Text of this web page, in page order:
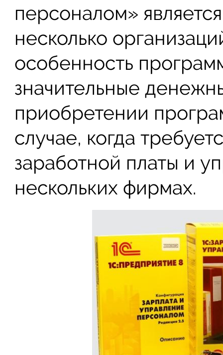
персоналом»
несколько
особенность
значительные
приобретении
случае, когда
заработной платы и
нескольких фирмах.